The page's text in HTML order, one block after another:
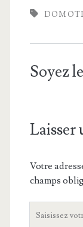
Soyez
Laisser
Votre
champs